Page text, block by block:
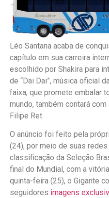
Léo Santana acaba de
capítulo em sua carreira
escolhido por Shakira para
de “Dai Dai”, música oficial
faixa, que promete embalar
mundo, também contará
Filipe Ret.
O anúncio foi feito pela
(24), por meio de suas
classificação da Seleção
final do Mundial, com a
quinta-feira (25), o Gigante
seguidores imagens